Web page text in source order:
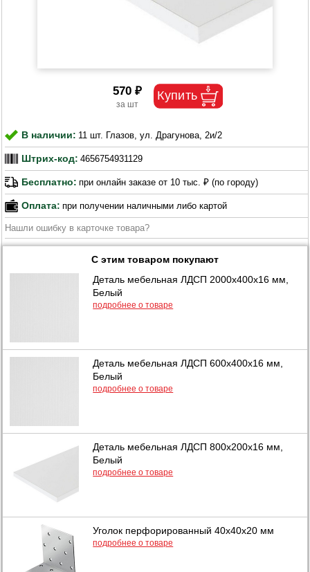
570 ₽
В наличии: 11 шт. Глазов, ул. Драгунова, 2и/2
Штрих-код: 4656754931129
Бесплатно: при онлайн заказе от 10 тыс. ₽ (по городу)
Оплата: при получении наличными либо картой
Нашли ошибку в карточке товара?
С этим товаром покупают
Деталь мебельная ЛДСП 2000х400х16 мм,
Белый
подробнее о товаре
Деталь мебельная ЛДСП 600х400х16 мм,
Белый
подробнее о товаре
Деталь мебельная ЛДСП 800х200х16 мм,
Белый
подробнее о товаре
Уголок перфорированный 40х40х20 мм
подробнее о товаре